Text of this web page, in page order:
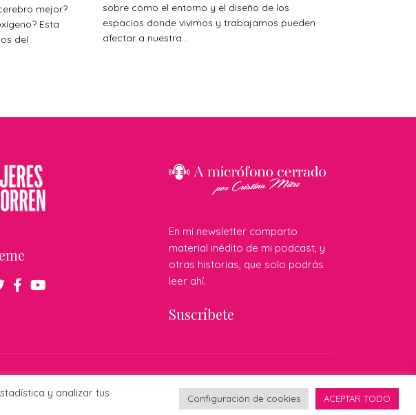
mejor?
Esta
del
sobre cómo el entorno y el diseño de los
espacios donde vivimos y trabajamos pueden
afectar a nuestra...
En mi newsletter comparto
material inédito de mi podcast, y
otras historias, que solo podrás
leer ahí.
Suscríbete
y analizar tus
Configuración de cookies ACEPTAR TODO